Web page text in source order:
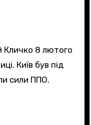
Кличко 8 лютого
Київ був під
сили ППО.